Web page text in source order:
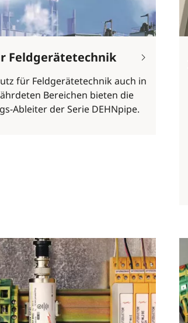
Feldgerätetechnik
für Feldgerätetechnik auch in
Bereichen bieten die
Ableiter der Serie DEHNpipe.